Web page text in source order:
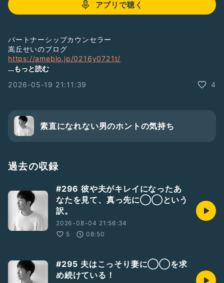
アプリで聴く
パートナーシップカウンセラー
嵩丘せいのブログ
https://ameblo.jp/0216y0721t/
皆さんからのご質問、ご感想、ぜひぜひ送ってください✨
#夫婦関係
#セックスレス#夫婦生活#男性心理
#男心
...もっと読む
2026-05-19 21:11:39
4
素直になれない男のホントの気持ち
過去の収録
#296 彼や夫がキレイになったあ
なたを見て、真っ先に◯◯という
訳。
2026-08-04 21:56:34
5
08:50
#295 夫はこっそり妻に◯◯を求
め続けている！